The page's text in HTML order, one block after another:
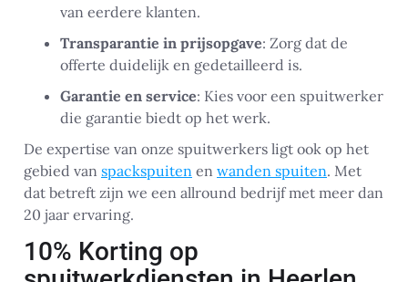
van eerdere klanten.
Transparantie in prijsopgave: Zorg dat de
offerte duidelijk en gedetailleerd is.
Garantie en service: Kies voor een spuitwerker
die garantie biedt op het werk.
De expertise van onze spuitwerkers ligt ook op het
gebied van spackspuiten en wanden spuiten. Met
dat betreft zijn we een allround bedrijf met meer dan
20 jaar ervaring.
10% Korting op